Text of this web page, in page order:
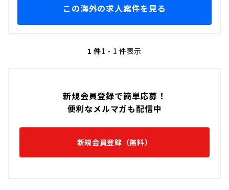
新規会員登録で簡単応募！
便利なメルマガも配信中
新規会員登録（無料）
この海外の求人案件を見る
1 件1 - 1 件表示